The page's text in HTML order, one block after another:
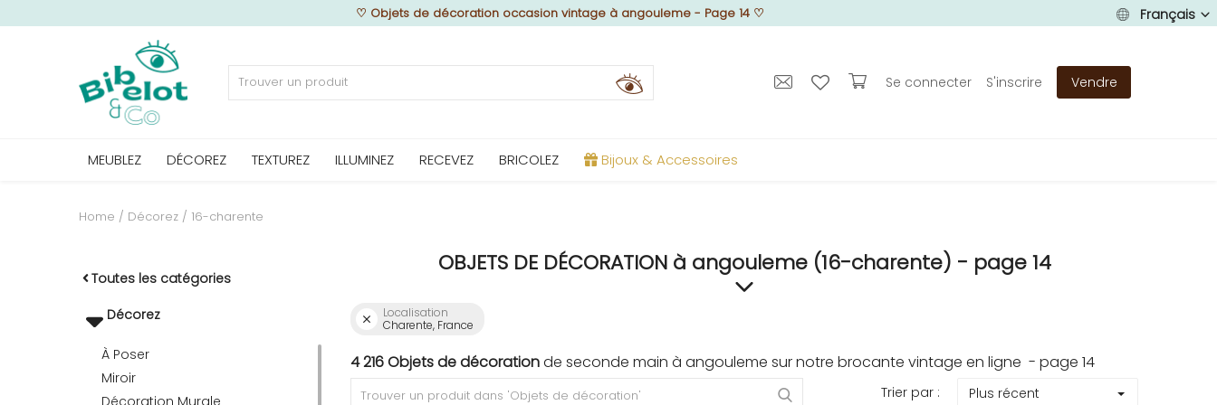
♡ Objets de décoration occasion vintage à angouleme - Page 14 ♡ Français
Se connecter S'inscrire Vendre
MEUBLEZ DÉCOREZ TEXTUREZ ILLUMINEZ RECEVEZ BRICOLEZ Bijoux & Accessoires
Home Décorez 16-charente
Toutes les catégories
Décorez
À Poser
Miroir
Décoration Murale
OBJETS DE DÉCORATION à angouleme (16-charente) - page 14
Localisation
Charente, France
4 216 Objets de décorationde seconde main à angouleme sur notre brocante vintage en ligne - page 14
Trier par : Plus récent